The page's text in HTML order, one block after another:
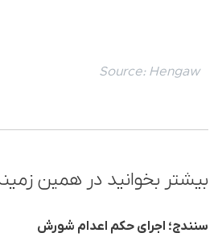
Source: Hengaw
بیشتر بخوانید در همین
سنندج؛ اجرای حکم اعدام شورش